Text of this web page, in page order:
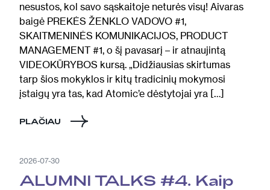
nesustos, kol savo sąskaitoje neturės visų! Aivaras
baigė PREKĖS ŽENKLO VADOVO #1,
SKAITMENINĖS KOMUNIKACIJOS, PRODUCT
MANAGEMENT #1, o šį pavasarį – ir atnaujintą
VIDEOKŪRYBOS kursą. „Didžiausias skirtumas
tarp šios mokyklos ir kitų tradicinių mokymosi
įstaigų yra tas, kad Atomic’e dėstytojai yra […]
PLAČIAU
2026-07-30
ALUMNI TALKS #4. Kaip